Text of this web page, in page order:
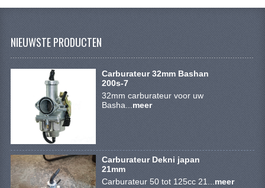
7 INCH VELGEN
8 INCH VELGEN
ACCOUNT
NIEUWSTE PRODUCTEN
Carburateur 32mm Bashan
200s-7
32mm carburateur voor uw
Basha... meer
Carburateur Dekni japan
21mm
Carburateur 50 tot 125cc 21... meer